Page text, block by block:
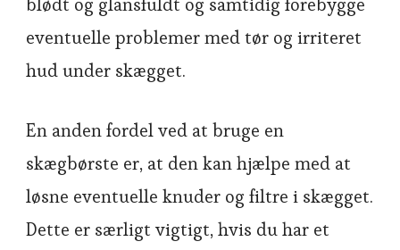
eventuelle problemer med tør og irriteret
hud under skægget.
En anden fordel ved at bruge en
skægbørste er, at den kan hjælpe med at
løsne eventuelle knuder og filtre i skægget.
Dette er særligt vigtigt, hvis du har et